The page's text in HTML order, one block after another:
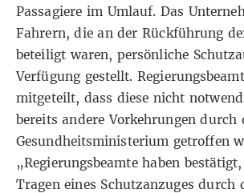
Passagiere im Umlauf. Das
Fahrern, die an der Rückführung
beteiligt waren, persönliche
Verfügung gestellt.
mitgeteilt, dass diese nicht
bereits andere Vorkehrungen durch
Gesundheitsministerium getroffen
„Regierungsbeamte haben
Tragen eines Schutzanzuges durch